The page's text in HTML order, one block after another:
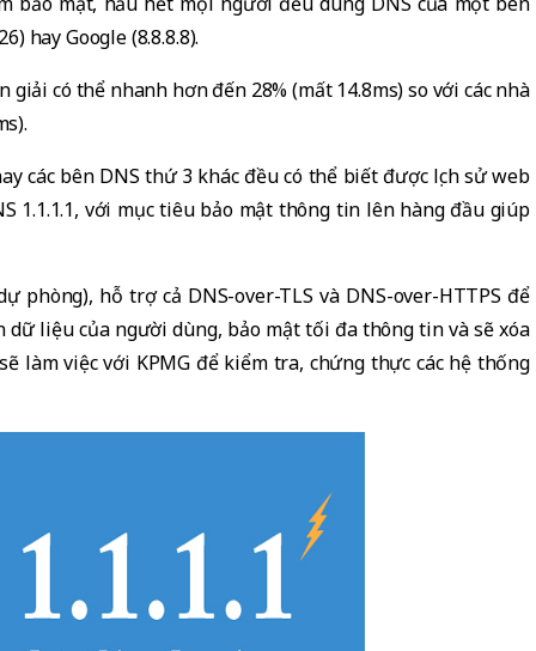
hay Google (8.8.8.8).
có thể nhanh hơn đến 28% (mất 14.8ms) so với các nhà
các bên DNS thứ 3 khác đều có thể biết được lịch sử web
1.1.1.1, với mục tiêu bảo mật thông tin lên hàng đầu giúp
phòng), hỗ trợ cả DNS-over-TLS và DNS-over-HTTPS để
liệu của người dùng, bảo mật tối đa thông tin và sẽ xóa
làm việc với KPMG để kiểm tra, chứng thực các hệ thống